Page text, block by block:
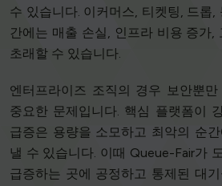
수 있습니다. 이커머스, 티켓팅, 드롭
간에는 매출 손실, 인프라 비용 증가,
초래할 수 있습니다.
엔터프라이즈 조직의 경우 보안뿐
중요한 문제입니다. 핵심 플랫폼이
급증은 용량을 소모하고 최악의 순
낼 수 있습니다. 이때 Queue-Fair가
급증하는 곳에 공정하고 통제된 대